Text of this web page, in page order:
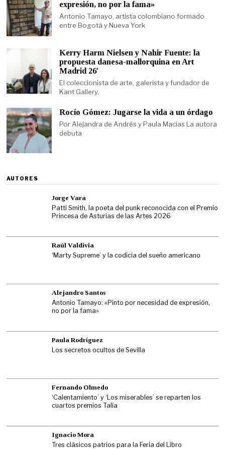
expresión, no por la fama»
Antonio Tamayo, artista colombiano formado
entre Bogotá y Nueva York
Kerry Harm Nielsen y Nahir Fuente: la
propuesta danesa-mallorquina en Art
Madrid 26′
El coleccionista de arte, galerista y fundador de
Kant Gallery,
Rocío Gómez: Jugarse la vida a un órdago
Por Alejandra de Andrés y Paula Macías La autora
debuta
AUTORES
Jorge Vara
Patti Smith, la poeta del punk reconocida con el Premio
Princesa de Asturias de las Artes 2026
Raúl Valdivia
‘Marty Supreme’ y la codicia del sueño americano
Alejandro Santos
Antonio Tamayo: «Pinto por necesidad de expresión,
no por la fama»
Paula Rodríguez
Los secretos ocultos de Sevilla
Fernando Olmedo
‘Calentamiento’ y ‘Los miserables’ se reparten los
cuartos premios Talía
Ignacio Mora
Tres clásicos patrios para la Feria del Libro